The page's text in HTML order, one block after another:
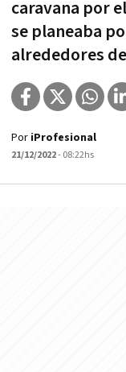
caravana por
se planeaba
alrededores
Por iProfesional
21/12/2022- 08:22hs